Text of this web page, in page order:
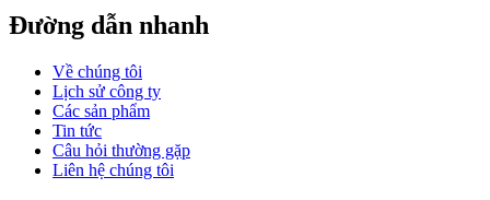
Đường dẫn nhanh
Về chúng tôi
Lịch sử công ty
Các sản phẩm
Tin tức
Câu hỏi thường gặp
Liên hệ chúng tôi